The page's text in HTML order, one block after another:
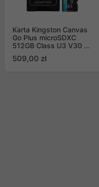
Karta Kingston Canvas
Go Plus microSDXC
512GB Class U3 V30 +
509,00 zł